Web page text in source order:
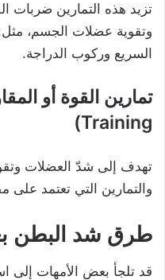
تزيد هذه التمارين ضربات
وتقوية عضلات الجسم،
السريع وركوب الدراجة.
Training)
تهدف إلى شدّ العضلات
والتمارين التي تعتمد على
طرق شد البطن
قد تلجأ بعض الأمهات إلى